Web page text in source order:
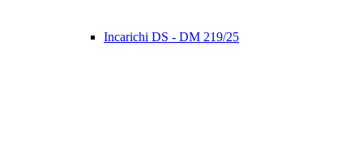
Incarichi DS - DM 219/25